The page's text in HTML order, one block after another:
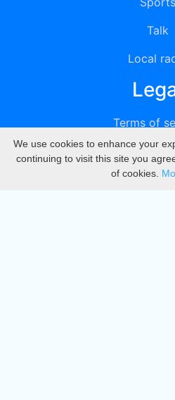
Talk
Local
Terms of
DMCA
We use cookies to enhance your
continuing to visit this site you
of cookies.